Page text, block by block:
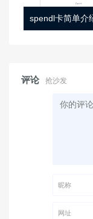
spendl卡简单介
评论 抢沙发